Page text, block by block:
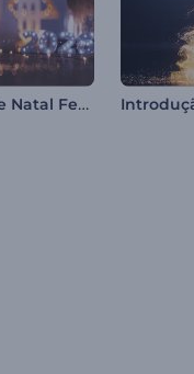
Abertura de Natal Festivo